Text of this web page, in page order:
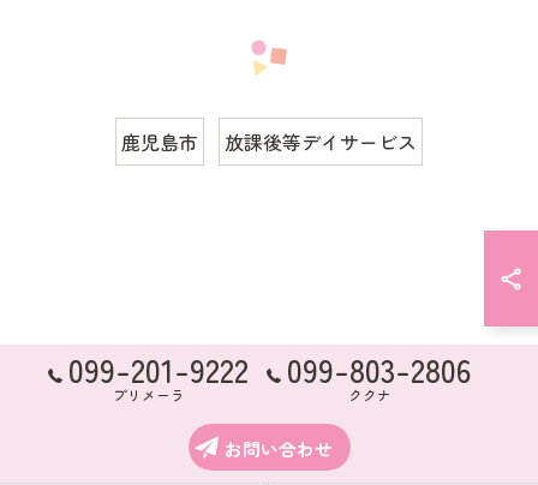
鹿児島市 放課後等デイサービス
099-201-9222
プリメーラ
099-803-2806
ククナ
お問い合わせ